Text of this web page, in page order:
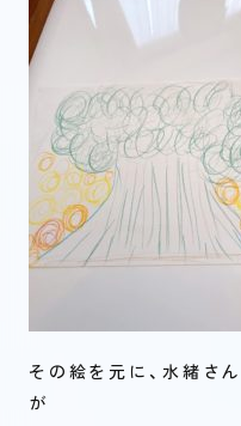
その絵を元に、水緒さ
が